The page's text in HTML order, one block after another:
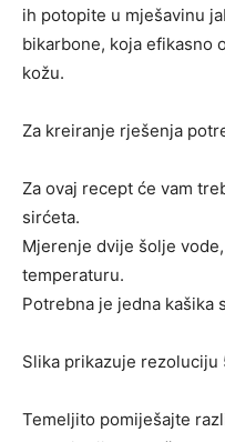
ih potopite u mješavinu
bikarbone, koja efikasno
kožu.
Za kreiranje rješenja
Za ovaj recept će vam
sirćeta.
Mjerenje dvije šolje
temperaturu.
Potrebna je jedna kašika
Slika prikazuje
Temeljito pomiješajte